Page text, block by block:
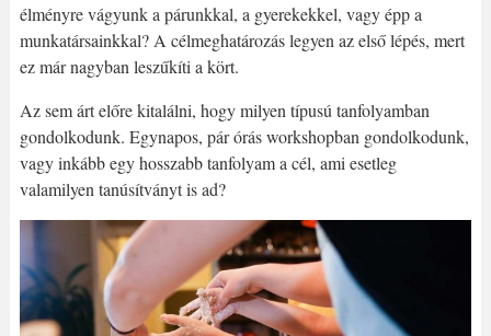
élményre vágyunk a párunkkal, a gyerekekkel, vagy épp a
munkatársainkkal? A célmeghatározás legyen az első lépés, mert
ez már nagyban leszűkíti a kört.
Az sem árt előre kitalálni, hogy milyen típusú tanfolyamban
gondolkodunk. Egynapos, pár órás workshopban gondolkodunk,
vagy inkább egy hosszabb tanfolyam a cél, ami esetleg
valamilyen tanúsítványt is ad?